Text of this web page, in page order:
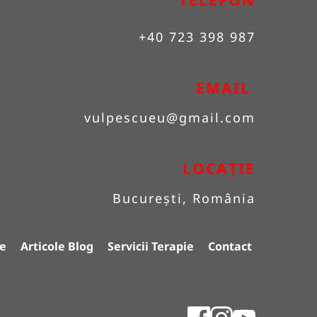
+40 723 398 987
EMAIL
vulpescueu@gmail.com
LOCAȚIE
București, România
Articole Blog Servicii Terapie Contact